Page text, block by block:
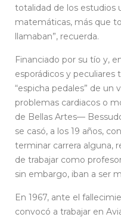
totalidad de los estudios
matemáticas, más que
llamaban”, recuerda.
Financiado por su tío y,
esporádicos y
“espicha pedales” de un
problemas cardiacos o
de Bellas Artes—
se casó, a los 19 años,
terminar carrera alguna,
de trabajar como
sin embargo, iban a ser
En 1967, ante el
convocó a trabajar en